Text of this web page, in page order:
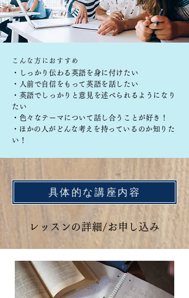
こんな方におすすめ
・しっかり伝わる英語を身に付けたい
・人前で自信をもって英語を話したい
・英語でしっかりと意見を述べられるようになり
たい
・色々なテーマについて話し合うことが好き！
​・ほかの人がどんな考えを持っているのか知りた
い！
具体的な講座内容
レッスンの詳細/お申し込み